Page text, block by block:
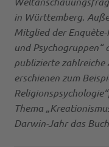
in Württemberg.
Mitglied der Enquète-
und Psychogruppen“
publizierte
erschienen zum
Thema
Darwin-Jahr das